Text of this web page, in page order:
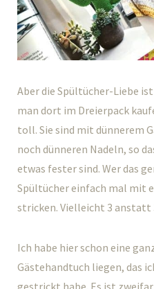
Aber die Spültücher-Liebe
man dort im Dreierpack
toll. Sie sind mit dünnerem
noch dünneren Nadeln, so
etwas fester sind. Wer das
Spültücher einfach mal mit
stricken. Vielleicht 3 anstatt
Ich habe hier schon eine
Gästehandtuch liegen, das